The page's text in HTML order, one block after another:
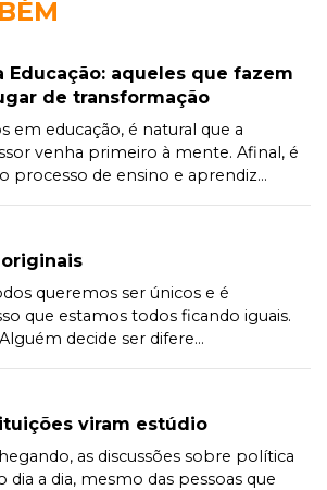
Educação: aqueles que fazem
de transformação
em educação, é natural que a
venha primeiro à mente. Afinal, é
processo de ensino e aprendiz...
queremos ser únicos e é
que estamos todos ficando iguais.
decide ser difere...
viram estúdio
as discussões sobre política
dia a dia, mesmo das pessoas que